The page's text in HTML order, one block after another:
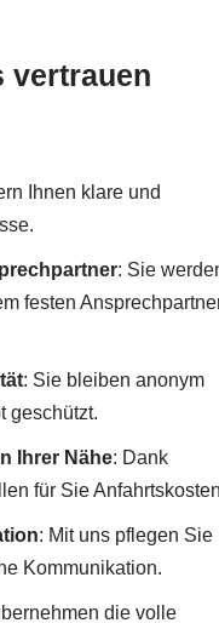
vertrauen
Ihnen klare und
: Sie
festen
: Sie bleiben anonym
geschützt.
Ihrer Nähe: Dank
für Sie
: Mit uns pflegen Sie
Kommunikation.
die volle